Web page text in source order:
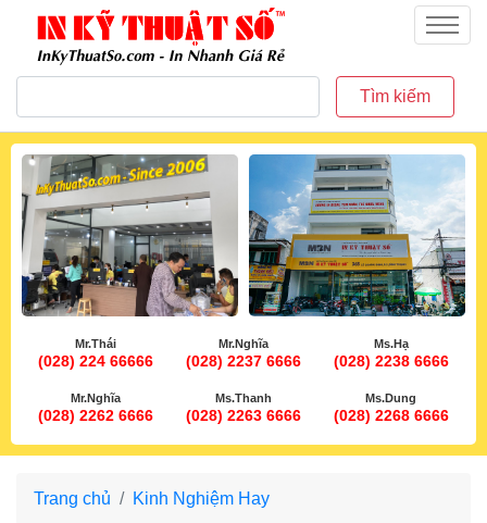
inkythuatso.com
Menu
Tìm kiếm
Mr.Thái
(028) 224 66666
Mr.Nghĩa
(028) 2237 6666
Ms.Hạ
(028) 2238 6666
Mr.Nghĩa
(028) 2262 6666
Ms.Thanh
(028) 2263 6666
Ms.Dung
(028) 2268 6666
Trang chủ Kinh Nghiệm Hay